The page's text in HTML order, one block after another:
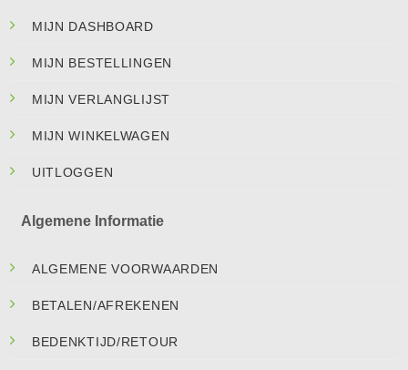
MIJN DASHBOARD
MIJN BESTELLINGEN
MIJN VERLANGLIJST
MIJN WINKELWAGEN
UITLOGGEN
Algemene Informatie
ALGEMENE VOORWAARDEN
BETALEN/AFREKENEN
BEDENKTIJD/RETOUR